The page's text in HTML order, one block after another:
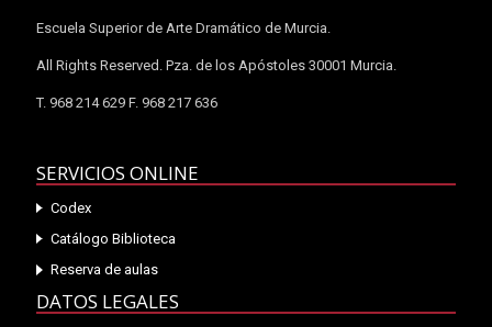
Escuela Superior de Arte Dramático de Murcia.
All Rights Reserved. Pza. de los Apóstoles 30001 Murcia.
T. 968 214 629 F. 968 217 636
SERVICIOS ONLINE
Codex
Catálogo Biblioteca
Reserva de aulas
DATOS LEGALES